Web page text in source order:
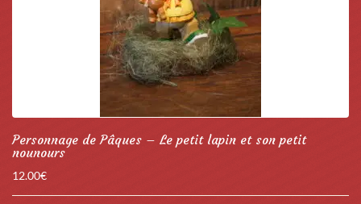
Personnage de Pâques – Le petit lapin et son petit
nounours
12.00€